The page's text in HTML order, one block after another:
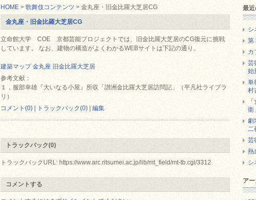
HOME > 歌舞伎コンテンツ > 金丸座・旧金比羅大芝居CG
金丸座・旧金比羅大芝居CG
立命館大学 COE 京都芸能プロジェクトでは、旧金比羅大芝居のCG復元に挑戦
しています。 なお、建物の構造がよくわかるWEBサイトは下記の通り。
建築マップ 金丸座 旧金比羅大芝居
参考文献：
１，服部幸雄『大いなる小屋』所収「讃洲金比羅大芝居訪問記」（平凡社ライブラ
リ）
コメント(0)
トラックバック(0) 編集
トラックバック(0)
トラックバックURL: https://www.arc.ritsumei.ac.jp/lib/mt_field/mt-tb.cgi/3312
コメントする
最
シ
第
カ
芸
始
単
村
衛」
劇
二
芸
熱
シ
ア